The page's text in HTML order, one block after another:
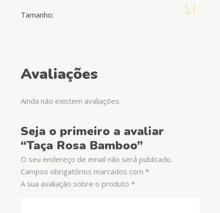
Tamanho: S, L
Avaliações
Ainda não existem avaliações.
Seja o primeiro a avaliar
“Taça Rosa Bamboo”
O seu endereço de email não será publicado.
Campos obrigatórios marcados com *
A sua avaliação sobre o produto *